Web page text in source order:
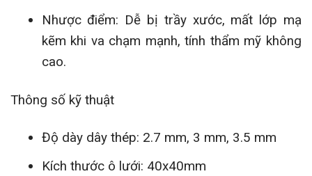
Nhược điểm: Dễ bị trầy xước, mất lớp mạ
kẽm khi va chạm mạnh, tính thẩm mỹ không
cao.
Thông số kỹ thuật
Độ dày dây thép: 2.7 mm, 3 mm, 3.5 mm
Kích thước ô lưới: 40x40mm